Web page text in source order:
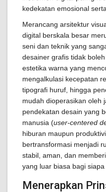
kedekatan emosional
Merancang arsitektur
digital berskala besar
seni dan teknik yang
desainer grafis tidak
estetika warna yang
mengalkulasi kecepatan
tipografi huruf, hingga
mudah dioperasikan oleh
pendekatan desain yang
manusia (user-centered
hiburan maupun
bertransformasi menjadi
stabil, aman, dan
yang luar biasa bagi
Menerapkan